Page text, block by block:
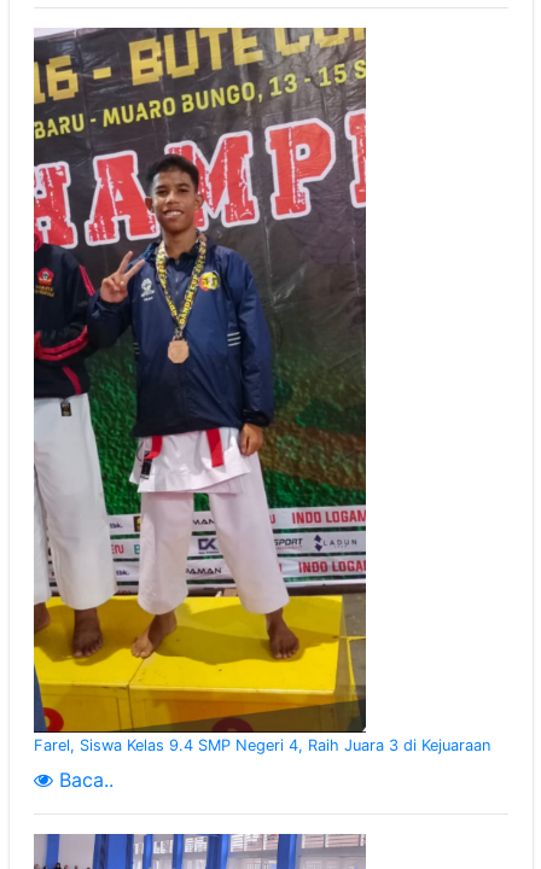
Farel, Siswa Kelas 9.4 SMP Negeri 4, Raih Juara 3 di Kejuaraan
Baca..